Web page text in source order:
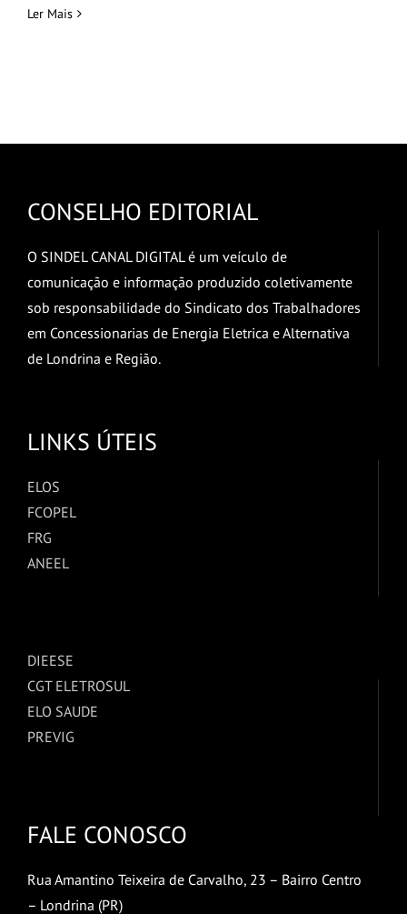
Ler Mais
CONSELHO EDITORIAL
O SINDEL CANAL DIGITAL é um veículo de
comunicação e informação produzido coletivamente
sob responsabilidade do Sindicato dos Trabalhadores
em Concessionarias de Energia Eletrica e Alternativa
de Londrina e Região.
LINKS ÚTEIS
ELOS
FCOPEL
FRG
ANEEL
DIEESE
CGT ELETROSUL
ELO SAUDE
PREVIG
FALE CONOSCO
Rua Amantino Teixeira de Carvalho, 23 – Bairro Centro
– Londrina (PR)